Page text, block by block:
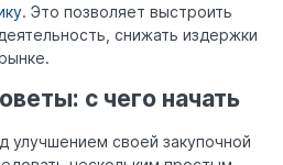
. Это позволяет выстроить
снижать издержки
с чего начать
улучшением своей закупочной